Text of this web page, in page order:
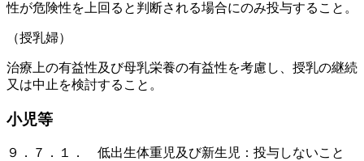
性が危険性を上回ると判断される場合にのみ投与すること。
（授乳婦）
治療上の有益性及び母乳栄養の有益性を考慮し、授乳の継続
又は中止を検討すること。
小児等
９．７．１． 低出生体重児及び新生児：投与しないこと